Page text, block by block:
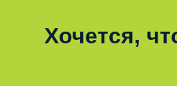
Хочется,